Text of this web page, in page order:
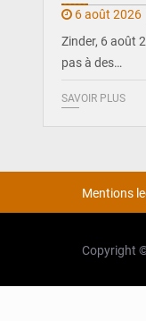
6 août 2026
Zinder, 6 août
pas à des…
SAVOIR PLUS
Mentions
Copyright